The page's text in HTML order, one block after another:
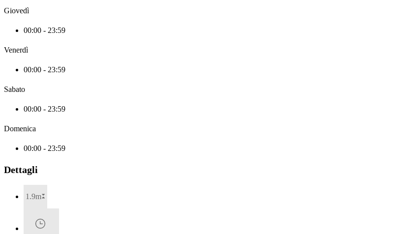
Giovedì
00:00 - 23:59
Venerdì
00:00 - 23:59
Sabato
00:00 - 23:59
Domenica
00:00 - 23:59
Dettagli
1.9m